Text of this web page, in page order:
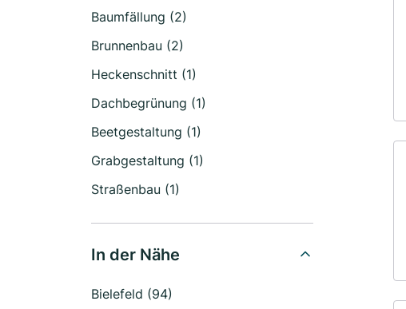
Baumfällung (2)
Brunnenbau (2)
Heckenschnitt (1)
Dachbegrünung (1)
Beetgestaltung (1)
Grabgestaltung (1)
Straßenbau (1)
In der Nähe
Bielefeld (94)